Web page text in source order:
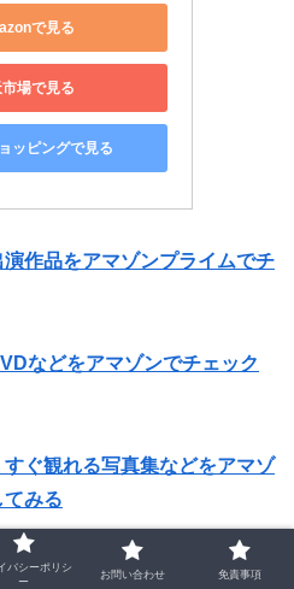
で見る
場で見る
ッピングで見る
作品をアマゾンプライムでチ
などをアマゾンでチェック
ぐ観れる写真集などをアマゾ
てみる
バシーポリシ
ー
お問い合わせ 免責事項